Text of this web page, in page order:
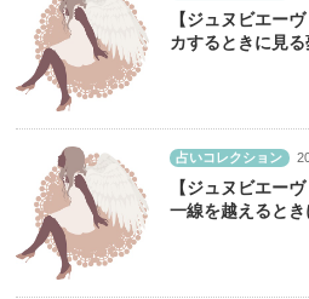
【ジュヌビエー
カするときに見る
占いコレクション
【ジュヌビエー
一線を越えるとき